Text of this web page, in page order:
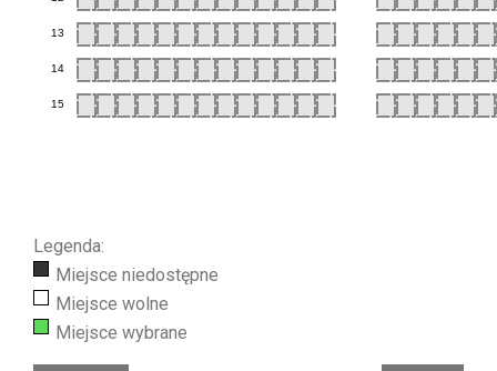
13
14
15
Legenda:
Miejsce niedostępne
Miejsce wolne
Miejsce wybrane